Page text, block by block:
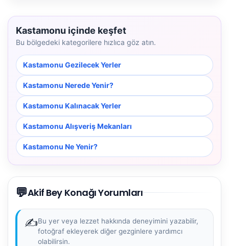
Kastamonu içinde keşfet
Bu bölgedeki kategorilere hızlıca göz atın.
Kastamonu Gezilecek Yerler
Kastamonu Nerede Yenir?
Kastamonu Kalınacak Yerler
Kastamonu Alışveriş Mekanları
Kastamonu Ne Yenir?
💬Akif Bey Konağı Yorumları
✍️Bu yer veya lezzet hakkında deneyimini yazabilir,
fotoğraf ekleyerek diğer gezginlere yardımcı
olabilirsin.